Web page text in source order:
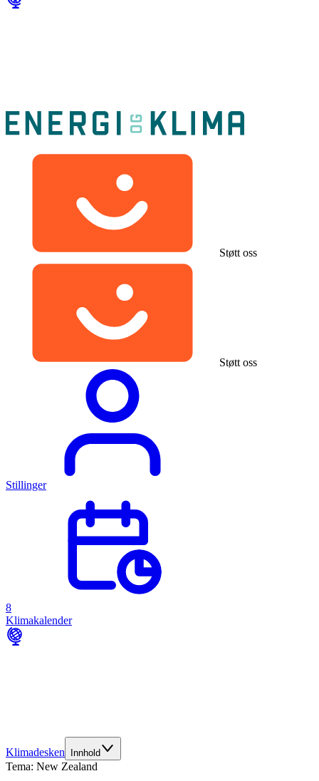
Støtt oss
Støtt oss
Stillinger
8
Klimakalender
Klimadesken Innhold
Tema: New Zealand